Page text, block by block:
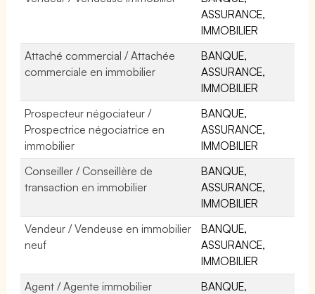
ASSURANCE,
IMMOBILIER
Attaché commercial / Attachée
commerciale en immobilier
BANQUE,
ASSURANCE,
IMMOBILIER
Prospecteur négociateur /
Prospectrice négociatrice en
immobilier
BANQUE,
ASSURANCE,
IMMOBILIER
Conseiller / Conseillère de
transaction en immobilier
BANQUE,
ASSURANCE,
IMMOBILIER
Vendeur / Vendeuse en immobilier
neuf
BANQUE,
ASSURANCE,
IMMOBILIER
Agent / Agente immobilier
BANQUE,